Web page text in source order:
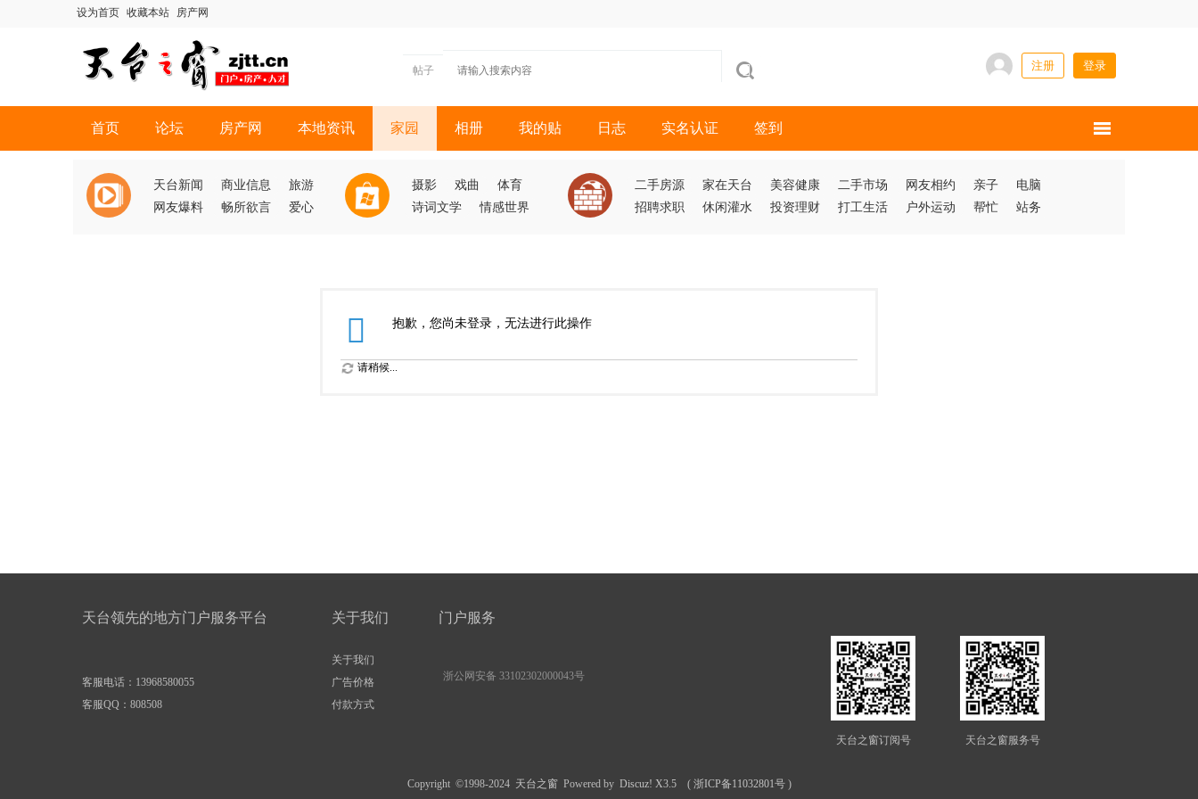
设为首页 收藏本站 房产网
帖子 注册 登录
首页 论坛 房产网 本地资讯 家园 相册 我的贴 日志 实名认证 签到
天台新闻 商业信息
旅游
网友爆料
畅所欲言 爱心
摄影 戏曲
体育
诗词文学
情感世界
二手房源 家在天台 美容健康 二手市场 网友相约 亲子
电脑
招聘求职
休闲灌水 投资理财 打工生活 户外运动 帮忙 站务
抱歉，您尚未登录，无法进行此操作
请稍候...
天台领先的地方门户服务平台
客服电话：13968580055
客服QQ： 808508
关于我们
关于我们
广告价格
付款方式
门户服务
浙公网安备 33102302000043号
天台之窗订阅号 天台之窗服务号
Copyright ©1998-2024 天台之窗Powered byDiscuz! X3.5( 浙ICP备11032801号)